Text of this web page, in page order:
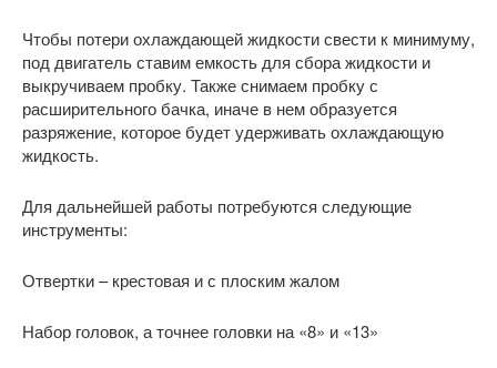
Чтобы потери охлаждающей жидкости свести к минимуму,
под двигатель ставим емкость для сбора жидкости и
выкручиваем пробку. Также снимаем пробку с
расширительного бачка, иначе в нем образуется
разряжение, которое будет удерживать охлаждающую
жидкость.
Для дальнейшей работы потребуются следующие
инструменты:
Отвертки – крестовая и с плоским жалом
Набор головок, а точнее головки на «8» и «13»